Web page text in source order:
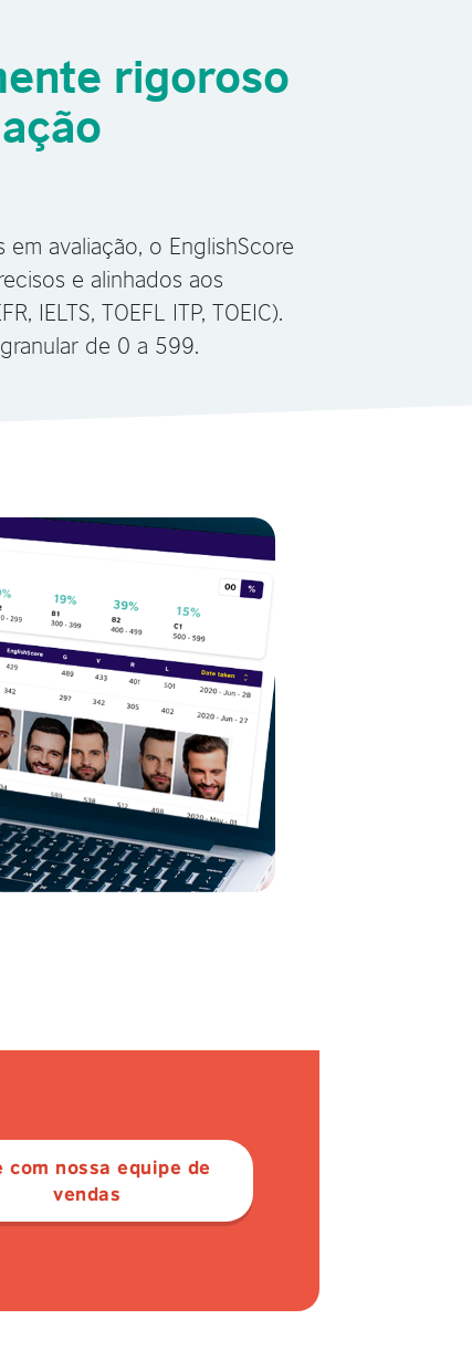
rigoroso
avaliação, o EnglishScore
e alinhados aos
IELTS, TOEFL ITP, TOEIC).
de 0 a 599.
com nossa equipe de
vendas